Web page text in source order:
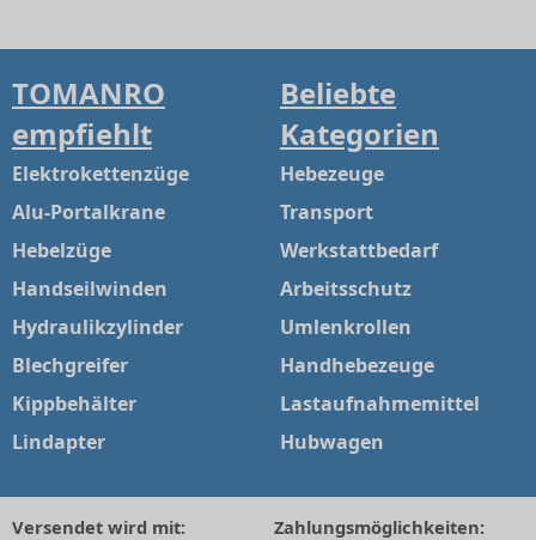
TOMANRO
empfiehlt
Elektrokettenzüge
Alu-Portalkrane
Hebelzüge
Handseilwinden
Hydraulikzylinder
Blechgreifer
Kippbehälter
Lindapter
Beliebte
Kategorien
Hebezeuge
Transport
Werkstattbedarf
Arbeitsschutz
Umlenkrollen
Handhebezeuge
Lastaufnahmemittel
Hubwagen
Versendet wird mit: Zahlungsmöglichkeiten: